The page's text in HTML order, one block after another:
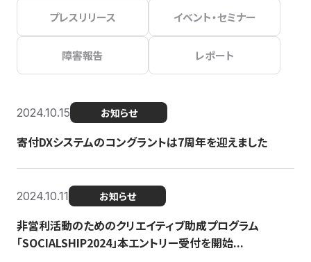
プレスリリース イベント・セミナー
障害報告 レポート
2024.10.15 お知らせ
寄付DXシステムのコングラントは7周年を迎えました
2024.10.11 お知らせ
非営利活動のためのクリエイティブ助成プログラム
「SOCIALSHIP2024」本エントリー受付を開始...